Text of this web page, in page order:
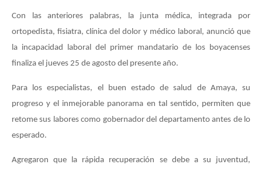
Con las anteriores palabras, la junta médica, integrada por
ortopedista, fisiatra, clínica del dolor y médico laboral, anunció que
la incapacidad laboral del primer mandatario de los boyacenses
finaliza el jueves 25 de agosto del presente año.
Para los especialistas, el buen estado de salud de Amaya, su
progreso y el inmejorable panorama en tal sentido, permiten que
retome sus labores como gobernador del departamento antes de lo
esperado.
Agregaron que la rápida recuperación se debe a su juventud,